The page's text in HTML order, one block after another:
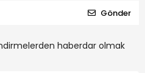
Gönder
haberdar olmak